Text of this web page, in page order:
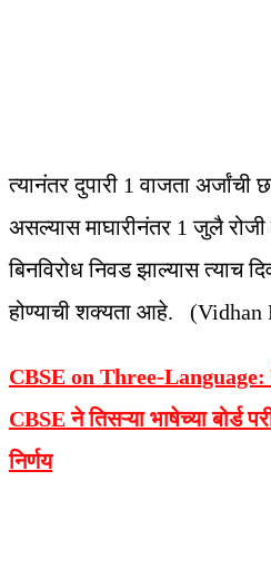
त्यानंतर दुपारी 1 वाजता
असल्यास माघारीनंतर 1 जुलै
बिनविरोध निवड झाल्यास त्याच
होण्याची शक्यता आहे. (Vidhan
CBSE on Three-Language:
CBSE ने तिसऱ्या भाषेच्या बोर्ड
निर्णय